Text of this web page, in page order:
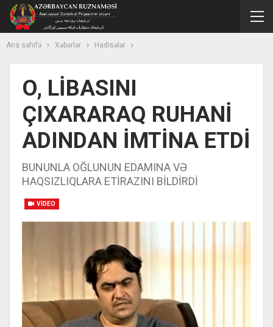
Ana səhifə Xəbərlər Hadisələr
O, LİBASINI
ÇIXARARAQ RUHANİ
ADINDAN İMTİNA ETDİ
BUNUNLA OĞLUNUN EDAMINA VƏ
HAQSIZLIQLARA ETİRAZINI BİLDİRDİ
VIDEO